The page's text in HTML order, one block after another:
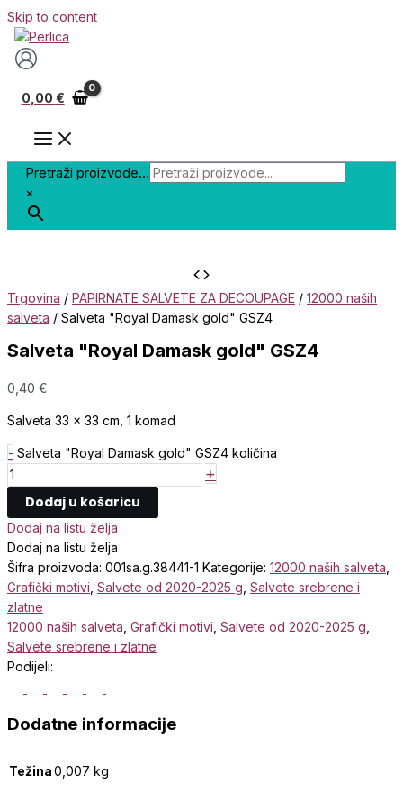
Skip to content
0,00 €
Pretraži proizvode...
×
Trgovina / PAPIRNATE SALVETE ZA DECOUPAGE / 12000 naših
salveta / Salveta "Royal Damask gold" GSZ4
Salveta "Royal Damask gold" GSZ4
0,40 €
Salveta 33 x 33 cm, 1 komad
- Salveta "Royal Damask gold" GSZ4 količina
+
Dodaj u košaricu
Dodaj na listu želja
Dodaj na listu želja
Šifra proizvoda: 001sa.g.38441-1 Kategorije: 12000 naših salveta
Grafički motivi Salvete od 2020-2025 g Salvete srebrene i
zlatne
12000 naših salveta Grafički motivi Salvete od 2020-2025 g
Salvete srebrene i zlatne
Podijeli:
Dodatne informacije
Težina0,007 kg